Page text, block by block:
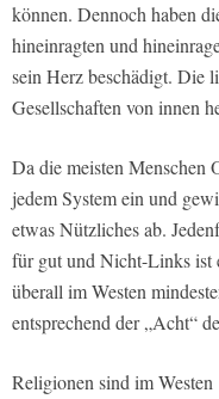
können. Dennoch haben
hineinragten und
sein Herz beschädigt. Die
Gesellschaften von innen
Da die meisten Menschen
jedem System ein und
etwas Nützliches ab.
für gut und Nicht-Links ist
überall im Westen
entsprechend der „Acht“
Religionen sind im